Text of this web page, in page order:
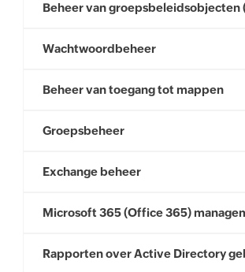
Beheer van groepsbeleidsobjecten
Wachtwoordbeheer
Beheer van toegang tot mappen
Groepsbeheer
Exchange beheer
Microsoft 365 (Office 365)
Rapporten over Active Directory